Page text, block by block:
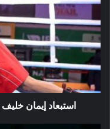
إيمان
من
نهائي
بطولة
العالم
للملاكمة
استبعاد إيمان